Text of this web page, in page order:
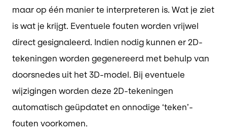
maar op één manier te interpreteren is. Wat je ziet
is wat je krijgt. Eventuele fouten worden vrijwel
direct gesignaleerd. Indien nodig kunnen er 2D-
tekeningen worden gegenereerd met behulp van
doorsnedes uit het 3D-model. Bij eventuele
wijzigingen worden deze 2D-tekeningen
automatisch geüpdatet en onnodige ‘teken’-
fouten voorkomen.